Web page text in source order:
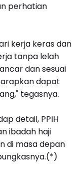
perhatian
kerja keras dan
tanpa lelah
dan sesuai
dapat
tegasnya.
detail, PPIH
ibadah haji
di masa depan